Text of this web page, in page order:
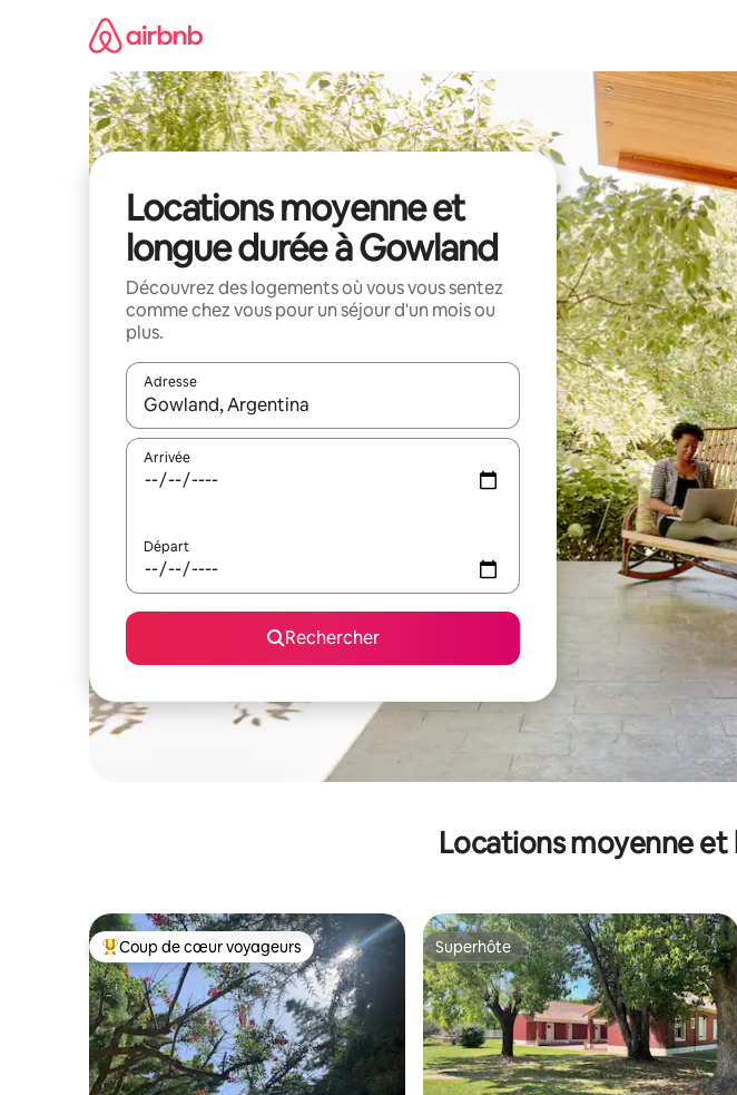
Locations moyenne et
longue durée à Gowland
Découvrez des logements où vous vous sentez
comme chez vous pour un séjour d'un mois ou
plus.
Adresse
Lorsque les résultats s'affichent, utilisez les flèches vers le haut et vers le bas pour
Arrivée
Départ
Rechercher
Locations moyenne
Coups de cœur voyageurs les plus appréciés
Coup de cœur voyageurs Superhôte
Superhôte